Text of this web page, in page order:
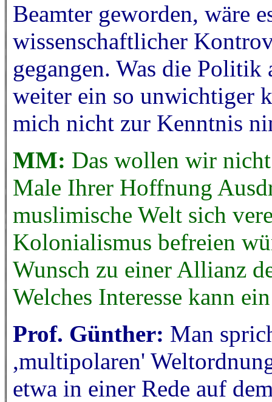
Beamter geworden, wäre
wissenschaftlicher
gegangen. Was die
weiter ein so unwichtiger
mich nicht zur Kenntnis
MM: Das wollen wir
Male Ihrer Hoffnung
muslimische Welt sich
Kolonialismus befreien
Wunsch zu einer Allianz
Welches Interesse kann
Prof. Günther: Man
,multipolaren'
etwa in einer Rede auf